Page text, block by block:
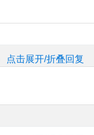
点击展开/折叠回复